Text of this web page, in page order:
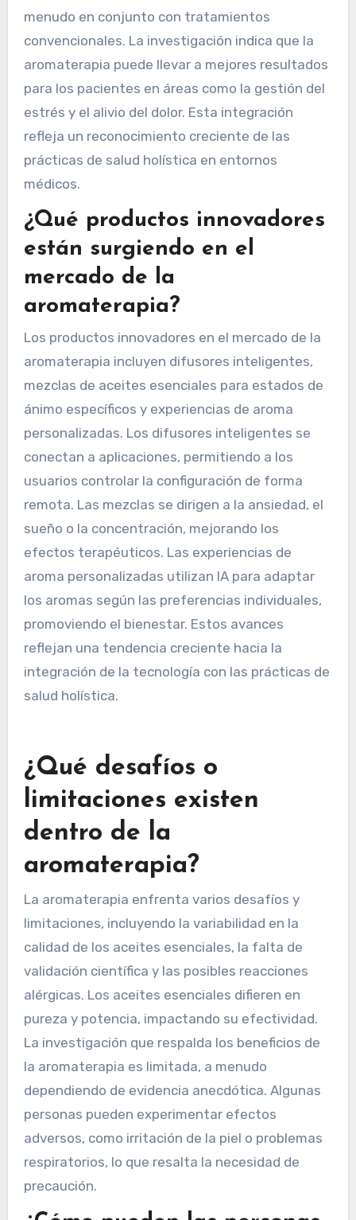
atención médica moderna como una terapia
complementaria. Mejora el bienestar del
paciente al reducir la ansiedad, mejorar el
estado de ánimo y aliviar el dolor. Los
profesionales de la salud utilizan aceites
esenciales por sus propiedades terapéuticas, a
menudo en conjunto con tratamientos
convencionales. La investigación indica que la
para los pacientes en áreas como la gestión del
estrés y el alivio del dolor. Esta integración
refleja un reconocimiento creciente de las
prácticas de salud holística en entornos
¿Qué productos innovadores
están surgiendo en el
mercado de la
aromaterapia?
Los productos innovadores en el mercado de la
aromaterapia incluyen difusores inteligentes,
mezclas de aceites esenciales para estados de
ánimo específicos y experiencias de aroma
personalizadas. Los difusores inteligentes se
conectan a aplicaciones, permitiendo a los
usuarios controlar la configuración de forma
remota. Las mezclas se dirigen a la ansiedad, el
sueño o la concentración, mejorando los
efectos terapéuticos. Las experiencias de
promoviendo el bienestar. Estos avances
reflejan una tendencia creciente hacia la
integración de la tecnología con las prácticas de
salud holística.
¿Qué desafíos o
limitaciones existen
dentro de la
aromaterapia?
La aromaterapia enfrenta varios desafíos y
limitaciones, incluyendo la variabilidad en la
calidad de los aceites esenciales, la falta de
validación científica y las posibles reacciones
alérgicas. Los aceites esenciales difieren en
pureza y potencia, impactando su efectividad.
La investigación que respalda los beneficios de